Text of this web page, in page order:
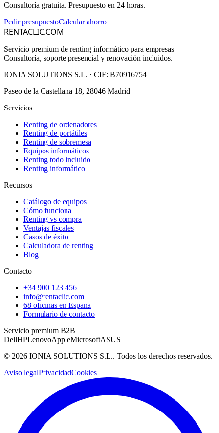
Consultoría gratuita. Presupuesto en 24 horas.
Pedir presupuestoCalcular ahorro
RENTACLIC.COM
Servicio premium de renting informático para empresas.
Consultoría, soporte presencial y renovación incluidos.
IONIA SOLUTIONS S.L. · CIF: B70916754
Paseo de la Castellana 18, 28046 Madrid
Servicios
Renting de ordenadores
Renting de portátiles
Renting de sobremesa
Equipos informáticos
Renting todo incluido
Renting informático
Recursos
Catálogo de equipos
Cómo funciona
Renting vs compra
Ventajas fiscales
Casos de éxito
Calculadora de renting
Blog
Contacto
+34 900 123 456
info@rentaclic.com
68 oficinas en España
Formulario de contacto
Servicio premium B2B
DellHPLenovoAppleMicrosoftASUS
© 2026 IONIA SOLUTIONS S.L.. Todos los derechos reservados.
Aviso legalPrivacidadCookies